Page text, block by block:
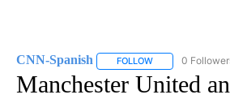
CNN-Spanish FOLLOW FOLLOW "CNN-
0
Manchester United